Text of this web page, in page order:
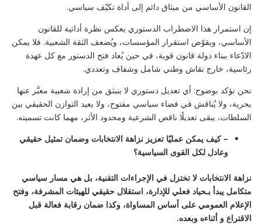
القانون الأساسي من ميثاق دائم إلى أداة تكيّف سياسي.
إن استمرار هذا الاضطراب الدستوري يعكس نظرة أداتية للقانون
الأساسي، ويقوّض استقرار المؤسسات، ويُضعف الثقة الشعبية. فلا يمكن
الادّعاء ببناء دولة قانون قوية، في حين يُعاد فتح الدستور مع كل عهدة
رئاسية، خارج نقاش وطني شامل وشفاف وتعددي.
نحن نؤكد بوضوح: أي تعديل دستوري لا ينبثق من إرادة شعبية معبَّر عنها
بحرية، ولا يُناقش في فضاء سياسي مفتوح، ولا يعيد التوازن الحقيقي بين
السلطات، يبقى تعديلًا ناقص الشرعية ومحدود الأثر، مهما كانت تسميته.
– كيف يمكن عمليًا تعزيز نزاهة الانتخابات وضمان تمثيل حقيقي
وعادل لكل القوى السياسية؟
نزاهة الانتخابات لا تختزل في الإجراءات التقنية، بل هي مسار سياسي
متكامل يبدأ بـحياد فعلي للإدارة، استقلال حقيقي للهيئات المشرفة، وفتح
الإعلام العمومي على أساس المساواة، وكذا ضمان رقابة فعالة قبل
الاقتراع و أثناءه وبعده.